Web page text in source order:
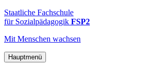
Zum
Inhalt
FSP2
Staatliche
Fachschule
Sozialpädagogik
in
Staatliche Fachschule
für Sozialpädagogik FSP2
Mit Menschen wachsen
Hauptmenü